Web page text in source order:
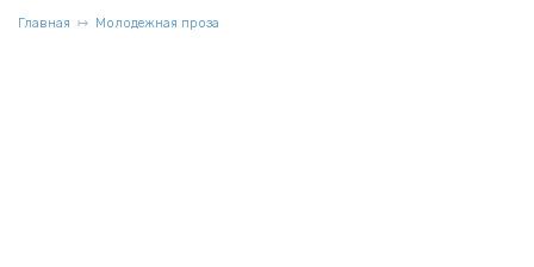
Главная Молодежная проза